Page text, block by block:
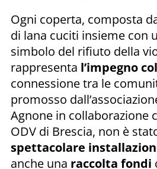
Ogni coperta, composta
di lana cuciti insieme con
simbolo del rifiuto della
rappresenta l’impegno
connessione tra le
promosso
Agnone in collaborazione
ODV di Brescia, non è
spettacolare
anche una raccolta fondi